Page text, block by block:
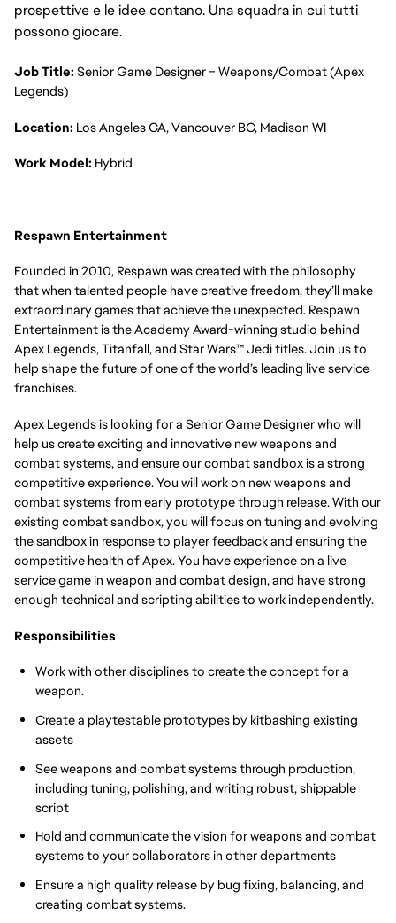
prospettive e le idee contano. Una squadra in cui tutti
possono giocare.
Job Title: Senior Game Designer – Weapons/Combat (Apex
Legends)
Location: Los Angeles CA, Vancouver BC, Madison WI
Work Model: Hybrid
Respawn Entertainment
Founded in 2010, Respawn was created with the philosophy
that when talented people have creative freedom, they’ll make
extraordinary games that achieve the unexpected. Respawn
Entertainment is the Academy Award-winning studio behind
Apex Legends, Titanfall, and Star Wars™ Jedi titles. Join us to
help shape the future of one of the world’s leading live service
franchises.
Apex Legends is looking for a Senior Game Designer who will
help us create exciting and innovative new weapons and
combat systems, and ensure our combat sandbox is a strong
competitive experience. You will work on new weapons and
combat systems from early prototype through release. With our
existing combat sandbox, you will focus on tuning and evolving
the sandbox in response to player feedback and ensuring the
competitive health of Apex. You have experience on a live
service game in weapon and combat design, and have strong
enough technical and scripting abilities to work independently.
Responsibilities
Work with other disciplines to create the concept for a
weapon.
Create a playtestable prototypes by kitbashing existing
assets
See weapons and combat systems through production,
including tuning, polishing, and writing robust, shippable
script
Hold and communicate the vision for weapons and combat
systems to your collaborators in other departments
Ensure a high quality release by bug fixing, balancing, and
creating combat systems.